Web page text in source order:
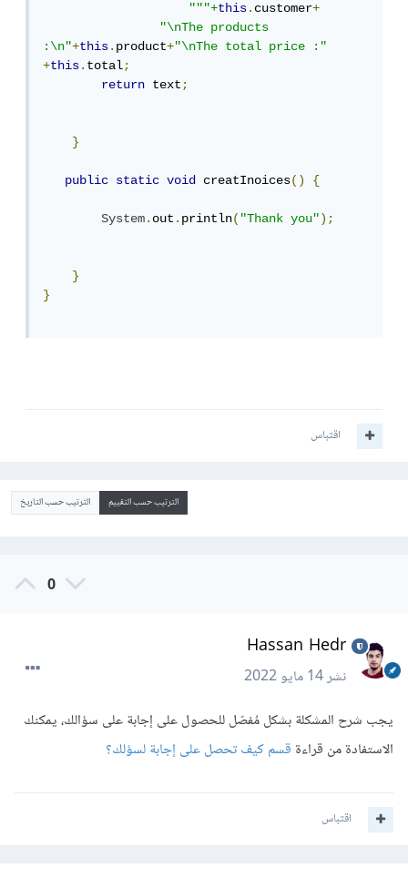
"""+this.customer+
"\nThe products
:\n"+this.product+"\nThe total price :"
+this.total;
return text;
}
public static void creatInoices() {
System.out.println("Thank you");
}
}
اقتباس
الترتيب حسب التقييم الترتيب حسب التاريخ
0
Hassan Hedr
نشر14 مايو 2022
يجب شرح المشكلة بشكل مُفصّل للحصول على إجابة على سؤالك، يمكنك
الاستفادة من قراءة قسم كيف تحصل على إجابة لسؤلك؟
اقتباس